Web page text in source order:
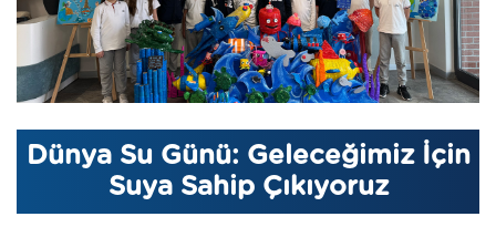
Dünya Su Günü: Geleceğimiz İçin
Suya Sahip Çıkıyoruz